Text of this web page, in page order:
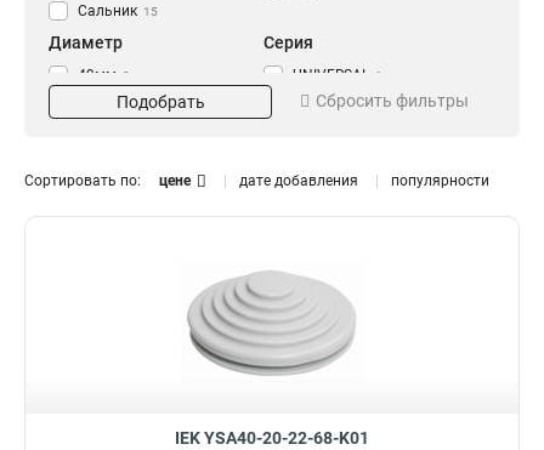
Сальник 15
Диаметр
49мм 3
3
27мм
22мм 3
Серия
UNIVERSAL 1
Подобрать Сбросить фильтры
Сортировать по: цене дате добавления популярности
IEK YSA40-20-22-68-K01